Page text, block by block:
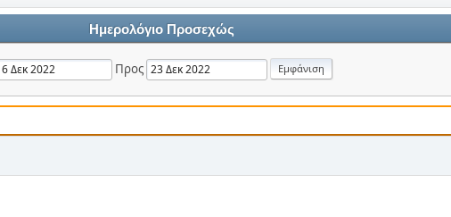
Ημερολόγιο Προσεχώς
Προς